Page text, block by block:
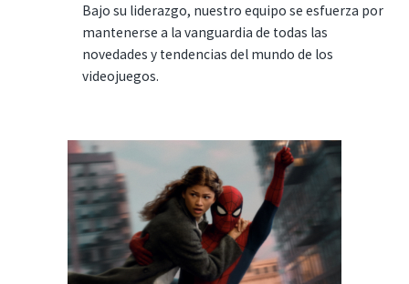
Bajo su liderazgo, nuestro equipo se esfuerza por
mantenerse a la vanguardia de todas las
novedades y tendencias del mundo de los
videojuegos.